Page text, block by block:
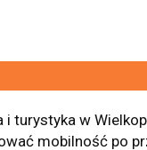
i turystyka w
mobilność po